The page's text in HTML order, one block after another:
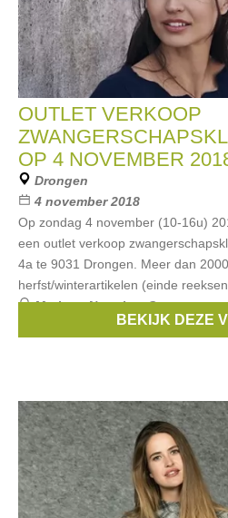
OUTLET VERKOOP
OP 4 NOVEMBER
Drongen
4 november 2018
Op zondag 4 november (10-16u)
een outlet verkoop
4a te 9031 Drongen. Meer dan
herfst/winterartikelen (einde
Merken:Noppies,Queen mum,
ventre pour deux, ...
BEKIJK DEZE